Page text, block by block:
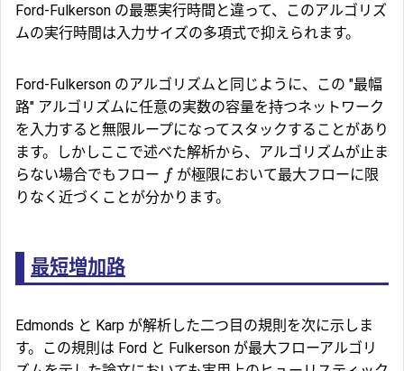
Ford-Fulkerson の最悪実行時間と違って、このアルゴリズ
ムの実行時間は入力サイズの多項式で抑えられます。
Ford-Fulkerson のアルゴリズムと同じように、この "最幅
路" アルゴリズムに任意の実数の容量を持つネットワーク
を入力すると無限ループになってスタックすることがあり
ます。しかしここで述べた解析から、アルゴリズムが止ま
らない場合でもフロー f が極限において最大フローに限
りなく近づくことが分かります。
最短増加路
Edmonds と Karp が解析した二つ目の規則を次に示しま
す。この規則は Ford と Fulkerson が最大フローアルゴリ